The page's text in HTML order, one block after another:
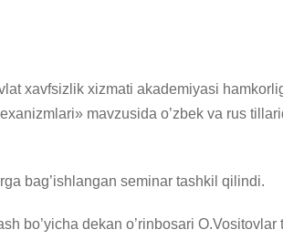
xavfsizlik xizmati akademiyasi
mavzusida o’zbek va rus
bag’ishlangan seminar tashkil qilindi.
bo’yicha dekan o’rinbosari O.Vositovlar